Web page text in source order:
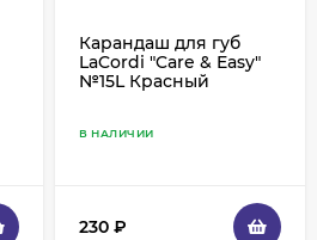
Карандаш для губ
LaCordi "Care & Easy"
№15L Красный
В НАЛИЧИИ
230 ₽